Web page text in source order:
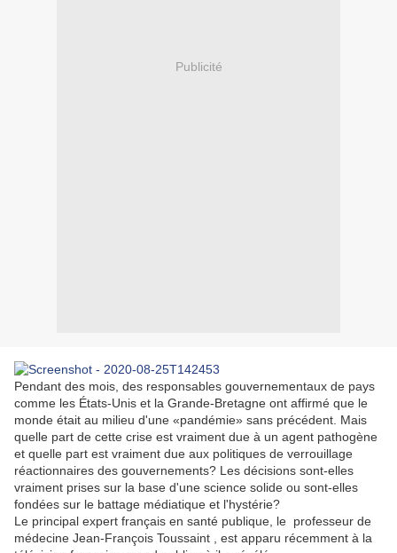
Publicité
Pendant des mois, des responsables gouvernementaux de pays
comme les États-Unis et la Grande-Bretagne ont affirmé que le
monde était au milieu d'une «pandémie» sans précédent. Mais
quelle part de cette crise est vraiment due à un agent pathogène
et quelle part est vraiment due aux politiques de verrouillage
réactionnaires des gouvernements? Les décisions sont-elles
vraiment prises sur la base d'une science solide ou sont-elles
fondées sur le battage médiatique et l'hystérie?
Le principal expert français en santé publique, le professeur de
médecine Jean-François Toussaint , est apparu récemment à la